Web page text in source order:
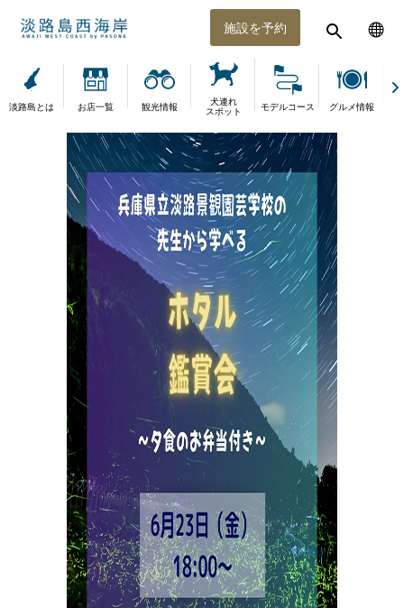
施設を予約
淡路島とは お店一覧 観光情報
犬連れ
スポット
モデルコース グルメ情報